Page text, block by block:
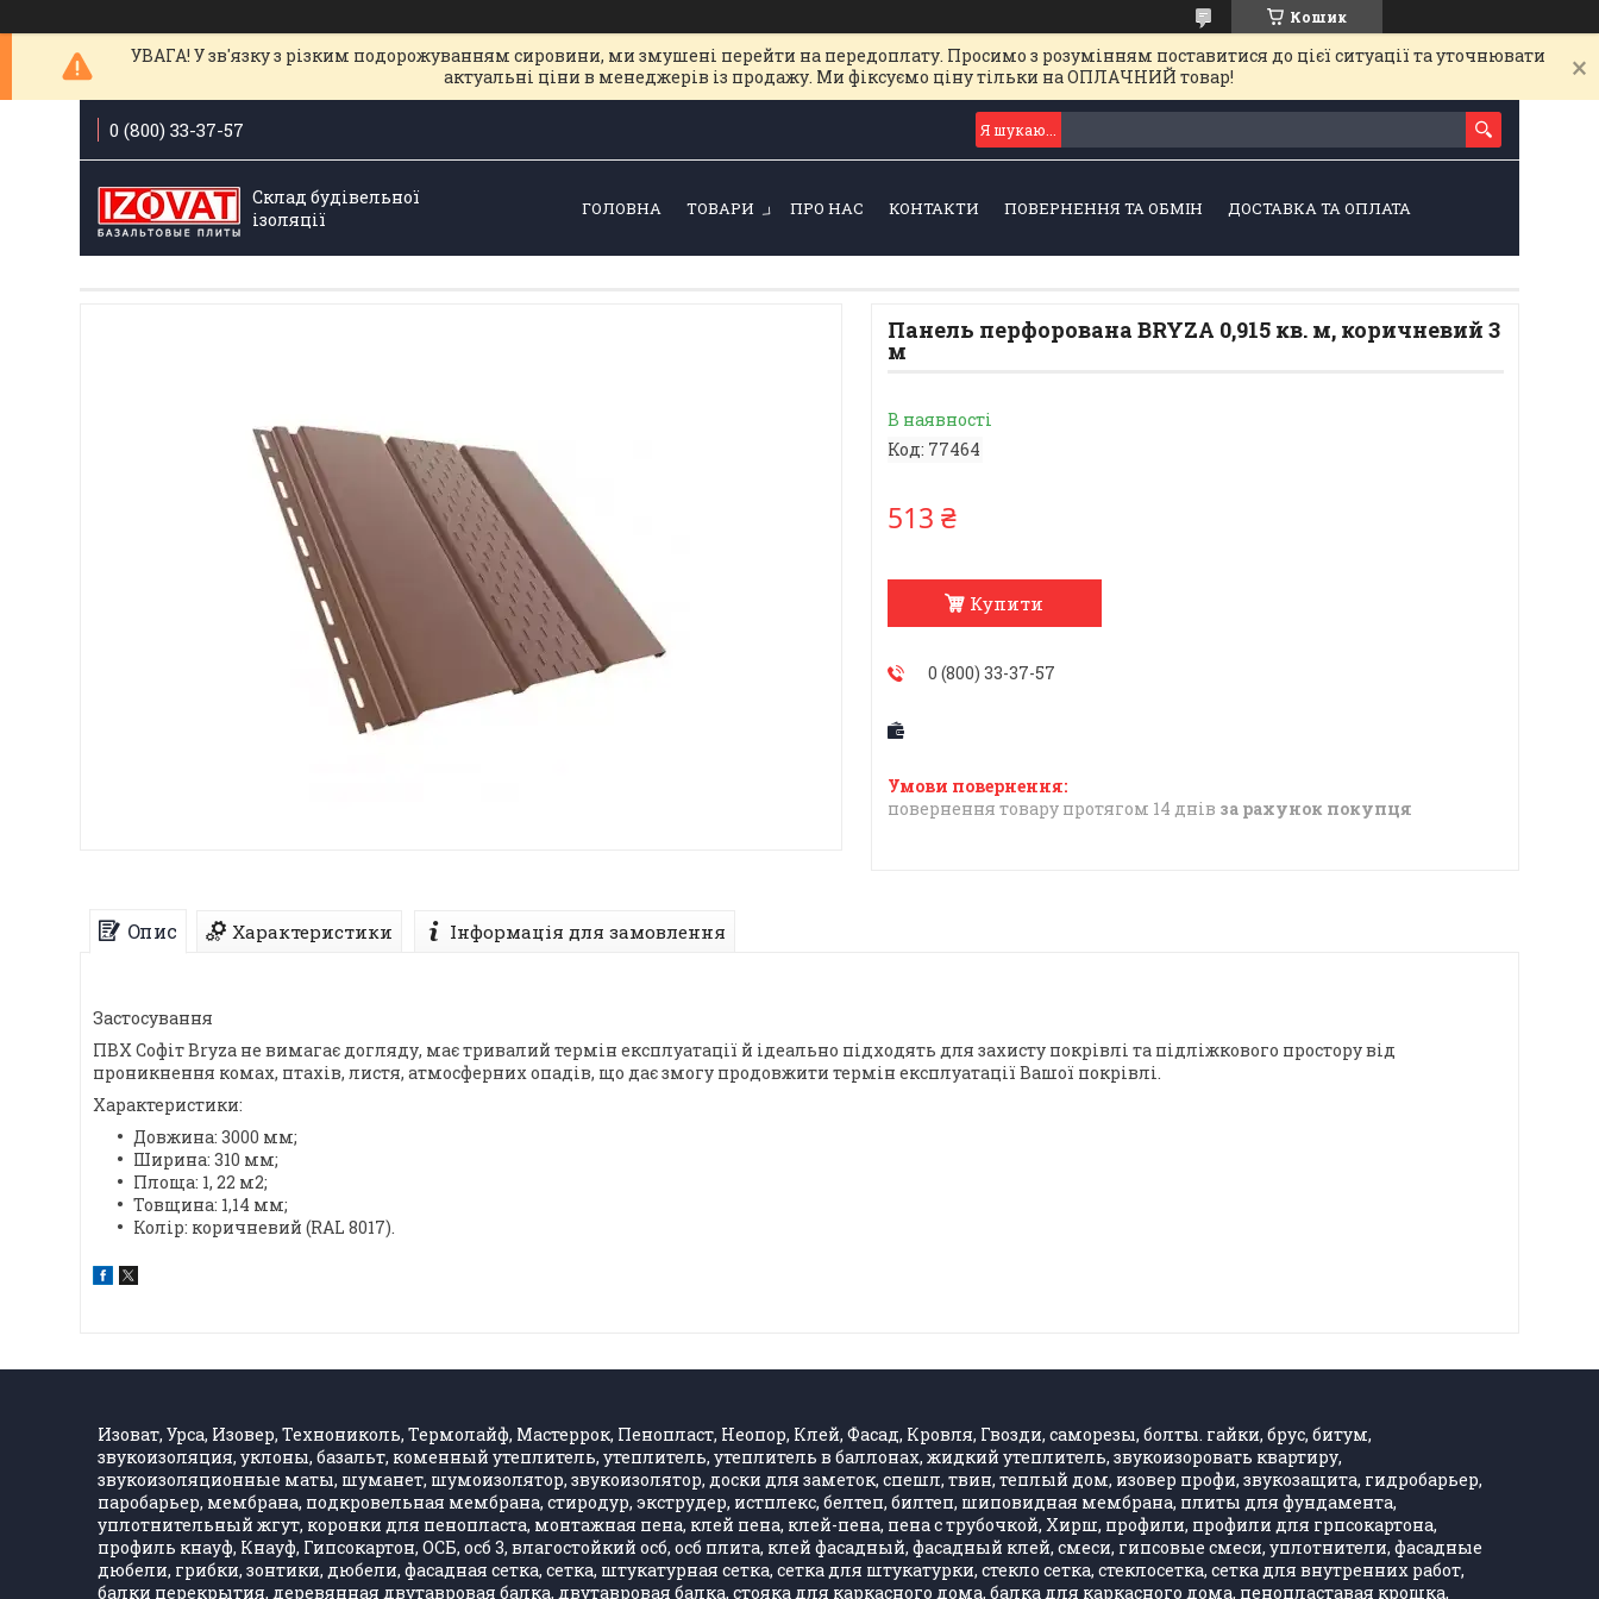
Кошик
УВАГА! У зв'язку з різким подорожуванням сировини, ми змушені перейти на передоплату. Просимо з розумінням поставитися до цієї ситуації та уточнювати
актуальні ціни в менеджерів із продажу. Ми фіксуємо ціну тільки на ОПЛАЧНИЙ товар!
0 (800) 33-37-57
Склад будівельної
ізоляції
ГОЛОВНА ТОВАРИ ПРО НАС КОНТАКТИ ПОВЕРНЕННЯ ТА ОБМІН ДОСТАВКА ТА ОПЛАТА
Панель перфорована BRYZA 0,915 кв. м, коричневий 3
м
В наявності
Код: 77464
513 ₴
Купити
0 (800) 33-37-57
повернення товару протягом 14 днів за рахунок покупця
Опис Характеристики Інформація для замовлення
Застосування
ПВХ Софіт Bryza не вимагає догляду, має тривалий термін експлуатації й ідеально підходять для захисту покрівлі та підліжкового простору від
проникнення комах, птахів, листя, атмосферних опадів, що дає змогу продовжити термін експлуатації Вашої покрівлі.
Характеристики:
Довжина: 3000 мм;
Ширина: 310 мм;
Площа: 1, 22 м2;
Товщина: 1,14 мм;
Колір: коричневий (RAL 8017).
Изоват, Урса, Изовер, Технониколь, Термолайф, Мастеррок, Пенопласт, Неопор, Клей, Фасад, Кровля, Гвозди, саморезы, болты. гайки, брус, битум,
звукоизоляция, уклоны, базальт, коменный утеплитель, утеплитель, утеплитель в баллонах, жидкий утеплитель, звукоизоровать квартиру,
звукоизоляционные маты, шуманет, шумоизолятор, звукоизолятор, доски для заметок, спешл, твин, теплый дом, изовер профи, звукозащита, гидробарьер,
паробарьер, мембрана, подкровельная мембрана, стиродур, экструдер, истплекс, белтеп, билтеп, шиповидная мембрана, плиты для фундамента,
уплотнительный жгут, коронки для пенопласта, монтажная пена, клей пена, клей-пена, пена с трубочкой, Хирш, профили, профили для грпсокартона,
профиль кнауф, Кнауф, Гипсокартон, ОСБ, осб 3, влагостойкий осб, осб плита, клей фасадный, фасадный клей, смеси, гипсовые смеси, уплотнители, фасадные
дюбели, грибки, зонтики, дюбели, фасадная сетка, сетка, штукатурная сетка, сетка для штукатурки, стекло сетка, стеклосетка, сетка для внутренних работ,
балки перекрытия, деревянная двутавровая балка, двутавровая балка, стояка для каркасного дома, балка для каркасного дома, пенопластавая крошка,